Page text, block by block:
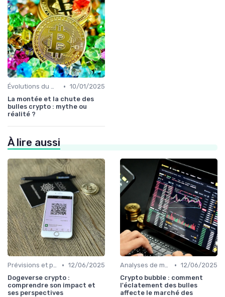
Évolutions du marché des cryptos • 10/01/2025
La montée et la chute des
bulles crypto : mythe ou
réalité ?
À lire aussi
Prévisions et perspectives • 12/06/2025
Dogeverse crypto :
comprendre son impact et
ses perspectives
Analyses de marché • 12/06/2025
Crypto bubble : comment
l'éclatement des bulles
affecte le marché des